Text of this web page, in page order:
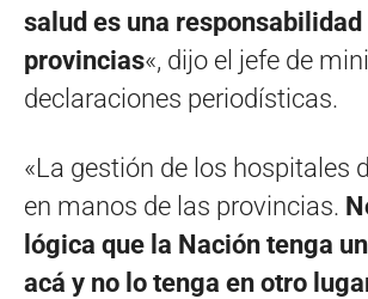
salud es una responsabilidad
provincias«, dijo el jefe de
declaraciones periodísticas.
«La gestión de los hospitales
en manos de las provincias.
lógica que la Nación tenga
acá y no lo tenga en otro